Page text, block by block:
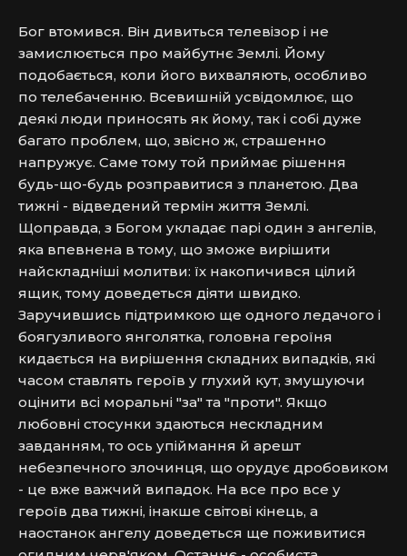
Бог втомився. Він дивиться телевізор і не
замислюється про майбутнє Землі. Йому
подобається, коли його вихваляють, особливо
по телебаченню. Всевишній усвідомлює, що
деякі люди приносять як йому, так і собі дуже
багато проблем, що, звісно ж, страшенно
напружує. Саме тому той приймає рішення
будь-що-будь розправитися з планетою. Два
тижні - відведений термін життя Землі.
Щоправда, з Богом укладає парі один з ангелів,
яка впевнена в тому, що зможе вирішити
найскладніші молитви: їх накопичився цілий
ящик, тому доведеться діяти швидко.
Заручившись підтримкою ще одного ледачого і
боягузливого янголятка, головна героїня
кидається на вирішення складних випадків, які
часом ставлять героїв у глухий кут, змушуючи
оцінити всі моральні "за" та "проти". Якщо
любовні стосунки здаються нескладним
завданням, то ось упіймання й арешт
небезпечного злочинця, що орудує дробовиком
- це вже важчий випадок. На все про все у
героїв два тижні, інакше світові кінець, а
наостанок ангелу доведеться ще поживитися